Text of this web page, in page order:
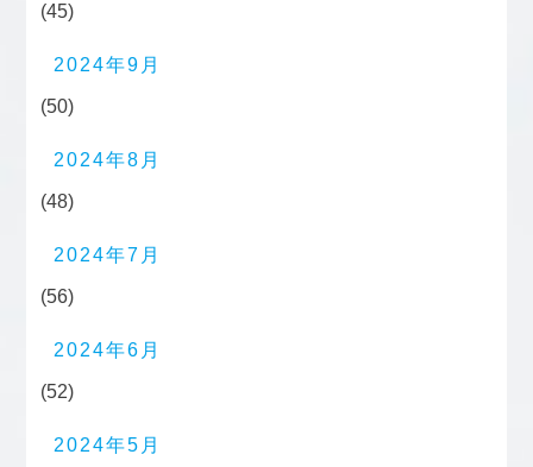
(45)
2024年9月
(50)
2024年8月
(48)
2024年7月
(56)
2024年6月
(52)
2024年5月